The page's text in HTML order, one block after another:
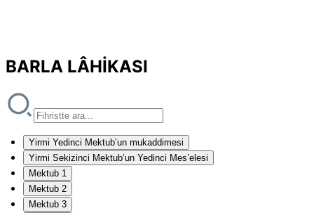
BARLA LÂHİKASI
Yirmi Yedinci Mektub’un mukaddimesi
Yirmi Sekizinci Mektub’un Yedinci Mes’elesi
Mektub 1
Mektub 2
Mektub 3